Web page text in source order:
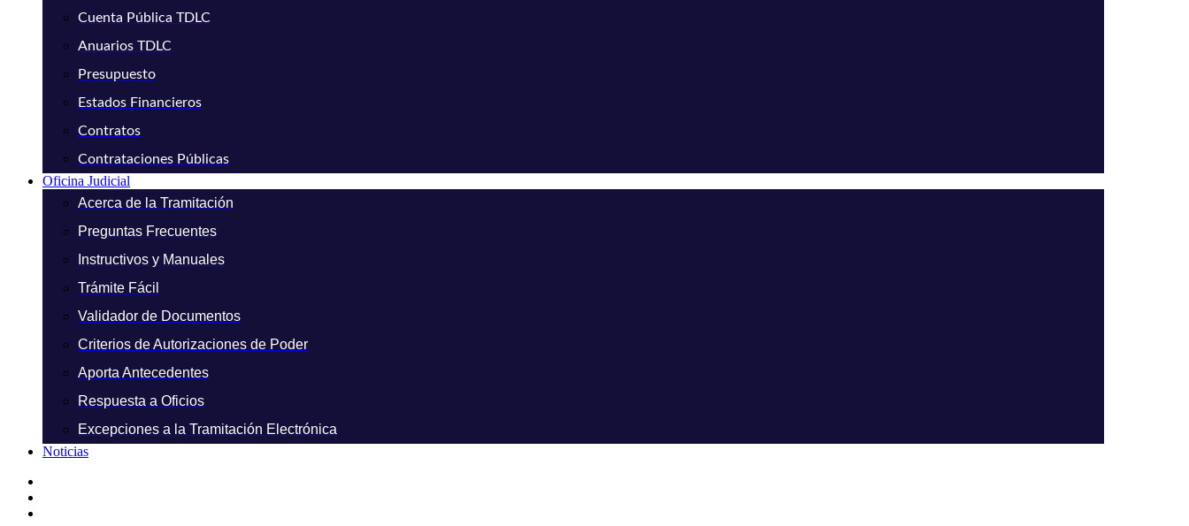
Cuenta Pública TDLC
Anuarios TDLC
Presupuesto
Estados Financieros
Contratos
Contrataciones Públicas
Oficina Judicial
Acerca de la Tramitación
Preguntas Frecuentes
Instructivos y Manuales
Trámite Fácil
Validador de Documentos
Criterios de Autorizaciones de Poder
Aporta Antecedentes
Respuesta a Oficios
Excepciones a la Tramitación Electrónica
Noticias